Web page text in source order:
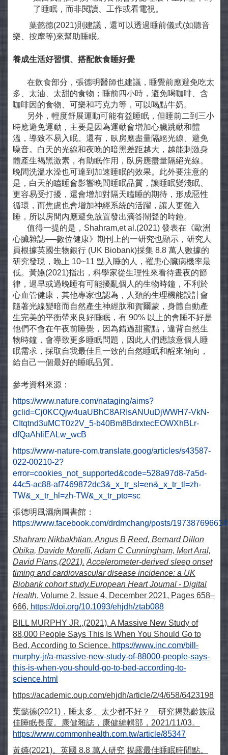
了睡眠，而非閱讀、工作或看電視。
葉懿德(2021)則建議，還可以透過睡前儀式(如聽音
樂、按摩等)來幫助睡眠。
養成生活好習慣、搭配飲食睡好覺
在飲食部分，張德明醫師也建議，睡覺前應避免吃太
多、太油、太甜的食物；睡前四小時，避免喝咖啡、含
咖啡因的食物、可樂和巧克力等，可以喝點牛奶。
另外，輕度舒展運動可能有益睡眠，但睡前二到三小
時應避免運動，主要是因為運動會增加心臟跳動和體
溫，導致不易入眠。還有，臥房應盡量隔絕光線、避免
噪音。白天的光線和夜晚的暗黑差距越大，越能刺激身
體產生褐黑激素，有助眠作用，臥房應盡量隔絕光線。
晚間洗溫水澡也可達到加速睡眠的效果。此外要注意的
是，白天的瞌睡會影響晚間睡眠品質，讓睡眠變淺眠、
更容易受打擾，還會增加對隔天瞌睡的期待，形成惡性
循環，而焦慮也會增加神經系統的活躍，讓人更難入
睡，所以房間內應避免放置發出滴答鬧聲的時鐘。
值得一提的是，Shahram,et al.(2021) 發表在《歐洲
心臟雜誌──數位健康》期刊上的一研究也顯示，研究人
員根據英國生物銀行 (UK Biobank)採集 8.8 萬人數據的
研究發現，晚上 10~11 點入睡的人，罹患心臟病機率最
低。黃嬿(2021)指出，科學家從生理性來看待晝夜的節
律，過早或過晚睡有可能擾亂個人的生物時鐘，不利於
心血管健康，其他專家也認為，人類的生理機能設計會
隨著光線變暗而自然產生神經肽和賀爾蒙，身體自動產
生完美的平衡帶來良好睡眠，有 90% 以上的會睡不好是
他們不會在午夜前睡覺，因為錯過甜蜜點，違背自然生
物時鐘，會導致更多睡眠問題，因此人們應該意個人睡
眠需求，採取自我最佳且一致的自然睡眠和醒來傾向，
給自己一個最好的睡眠品質。
參考資料來源：
https://www.nature.com/nataging/aims?
gclid=Cj0KCQjw4uaUBhC8ARIsANUuDjWWH7-VkN-
CItqtnd3uMCT0z2V_5-b40Bm8BdrxtecEOWXhBLr-
dfQaAhIiEALw_wcB
https://www-nature-com.translate.goog/articles/s43587-
022-00210-2?
error=cookies_not_supported&code=528a97d8-7a5d-
44c5-ac88-af7469872dc3&_x_tr_sl=en&_x_tr_tl=zh-
TW&_x_tr_hl=zh-TW&_x_tr_pto=sc
張德明風濕病圖書館：
https://www.facebook.com/drdmchang/posts/
Shahram Nikbakhtian, Angus B Reed, Bernard Dillon
Obika, Davide Morelli, Adam C Cunningham, Mert Aral,
David Plans,(2021). Accelerometer-derived sleep onset
timing and cardiovascular disease incidence: a UK
Biobank cohort study.European Heart Journal - Digital
Health, Volume 2, Issue 4, December 2021, Pages 658–
666, https://doi.org/10.1093/ehjdh/ztab088
BILL MURPHY JR.,(2021). A Massive New Study of
88,000 People Says This Is When You Should Go to
Bed, According to Science. https://www.inc.com/bill-
murphy-jr/a-massive-new-study-of-88000-people-says-
this-is-when-you-should-go-to-bed-according-to-
science.html
https://academic.oup.com/ehjdh/article/2/4/658/6423198
葉懿德(2021) ，睡太多、太少都不好？ 研究揭熟齡族最
佳睡眠長度。康健雜誌，康健編輯部， 2021/11/03。
https://www.commonhealth.com.tw/article/85347
黃嬿(2021)。英國 8.8 萬人研究 揭露最佳睡眠時間點。